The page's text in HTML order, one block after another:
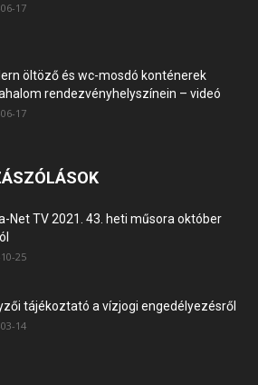
17
öltöző és wc-mosdó konténerek
rendezvényhelyszínein – videó
17
Net TV 2021. 43. heti műsora október
25
tájékoztató a vízjogi engedélyezésről
14